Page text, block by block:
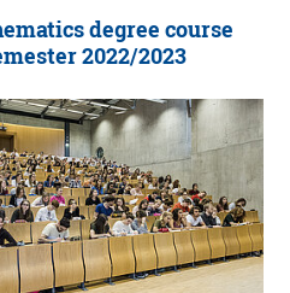
degree course
2022/2023